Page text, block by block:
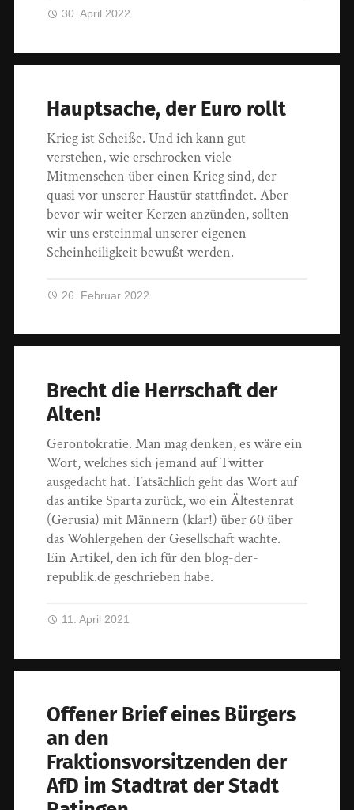
30. April 2022
Hauptsache, der Euro rollt
Krieg ist Scheiße. Und ich kann gut
verstehen, wie erschrocken viele
Mitmenschen über einen Krieg sind, der
quasi vor unserer Haustür stattfindet. Aber
bevor wir weiter Kerzen anzünden, sollten
wir uns ersteinmal unserer eigenen
Scheinheiligkeit bewußt werden.
26. Februar 2022
Brecht die Herrschaft der
Alten!
Gerontokratie. Man mag denken, es wäre ein
Wort, welches sich jemand auf Twitter
ausgedacht hat. Tatsächlich geht das Wort auf
das antike Sparta zurück, wo ein Ältestenrat
(Gerusia) mit Männern (klar!) über 60 über
das Wohlergehen der Gesellschaft wachte.
Ein Artikel, den ich für den blog-der-
republik.de geschrieben habe.
11. April 2021
Offener Brief eines Bürgers
an den
Fraktionsvorsitzenden der
AfD im Stadtrat der Stadt